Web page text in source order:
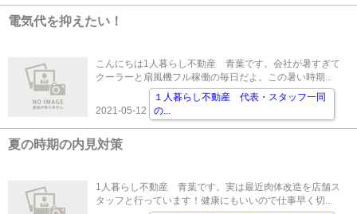
電気代を抑えたい！
こんにちは1人暮らし不動産 青葉です。会社が暑すぎて
クーラーと扇風機フル稼働の毎日だよ。この暑い時期...
2021-05-12
１人暮らし不動産 代表・スタッフ一同
の...
夏の時期の内見対策
1人暮らし不動産 青葉です。実は最近肉体改造を店舗ス
タッフと行っています！健康にもいいので仕事早く切...